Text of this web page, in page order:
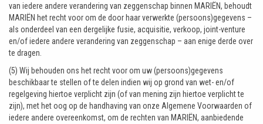
van iedere andere verandering van zeggenschap binnen MARIËN, behoudt
MARIËN het recht voor om de door haar verwerkte (persoons)gegevens –
als onderdeel van een dergelijke fusie, acquisitie, verkoop, joint-venture
en/of iedere andere verandering van zeggenschap – aan enige derde over
te dragen.
(5) Wij behouden ons het recht voor om uw (persoons)gegevens
beschikbaar te stellen of te delen indien wij op grond van wet- en/of
regelgeving hiertoe verplicht zijn (of van mening zijn hiertoe verplicht te
zijn), met het oog op de handhaving van onze Algemene Voorwaarden of
iedere andere overeenkomst, om de rechten van MARIËN, aanbiedende